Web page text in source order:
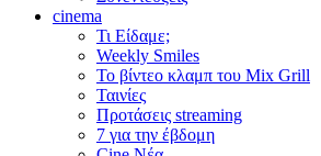
cinema
Τι Είδαμε;
Weekly Smiles
Το βίντεο κλαμπ του Mix Grill
Ταινίες
Προτάσεις streaming
7 για την έβδομη